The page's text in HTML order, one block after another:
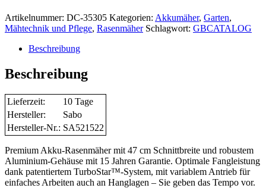
Artikelnummer: DC-35305 Kategorien: Akkumäher, Garten,
Mähtechnik und Pflege, Rasenmäher Schlagwort: GBCATALOG
Beschreibung
Beschreibung
Lieferzeit:
10 Tage
Hersteller:
Sabo
Hersteller-Nr.: SA521522
Premium Akku-Rasenmäher mit 47 cm Schnittbreite und robustem
Aluminium-Gehäuse mit 15 Jahren Garantie. Optimale Fangleistung
dank patentiertem TurboStar™-System, mit variablem Antrieb für
einfaches Arbeiten auch an Hanglagen – Sie geben das Tempo vor.